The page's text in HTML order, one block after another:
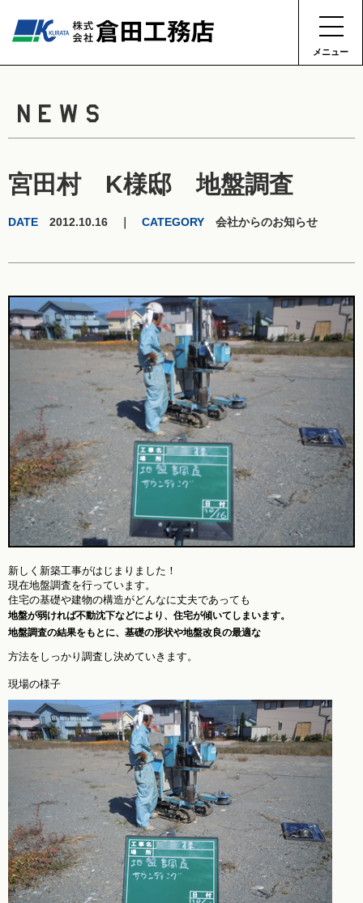
メニュー
NEWS
宮田村 K様邸 地盤調査
DATE 2012.10.16 ｜ CATEGORY 会社からのお知らせ
新しく新築工事がはじまりました！
現在地盤調査を行っています。
住宅の基礎や建物の構造がどんなに丈夫であっても
地盤が弱ければ不動沈下などにより、住宅が傾いてしまいます。
地盤調査の結果をもとに、基礎の形状や地盤改良の最適な
方法をしっかり調査し決めていきます。
現場の様子